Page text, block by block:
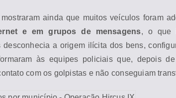
ainda que muitos veículos foram
e em grupos de mensagens, o que
desconhecia a origem ilícita dos bens,
maram às equipes policiais que, depois
com os golpistas e não conseguiam